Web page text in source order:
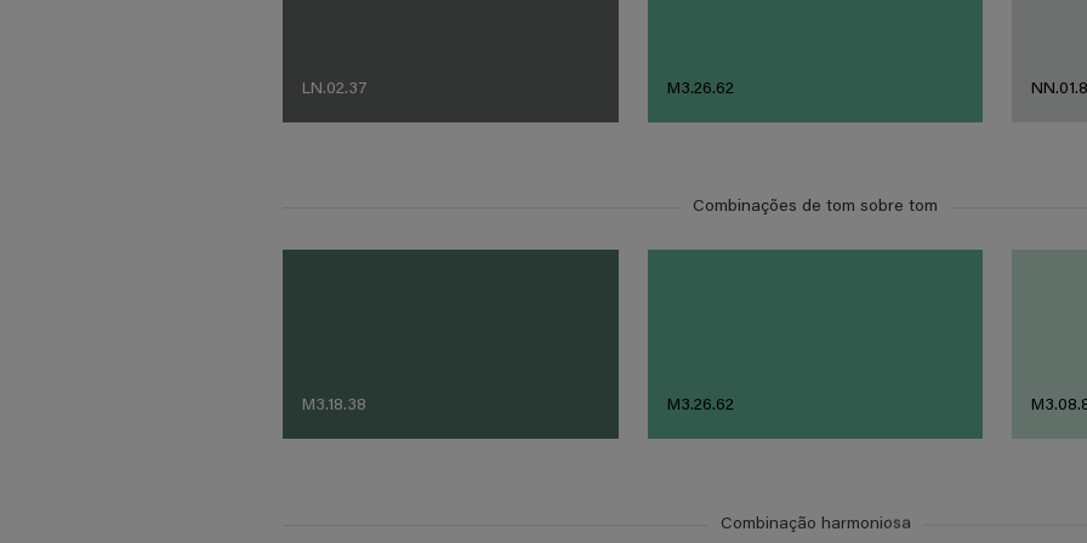
LN.02.37 M3.26.62
Combinações de tom sobre tom
M3.18.38 M3.26.62
Combinação harmoniosa